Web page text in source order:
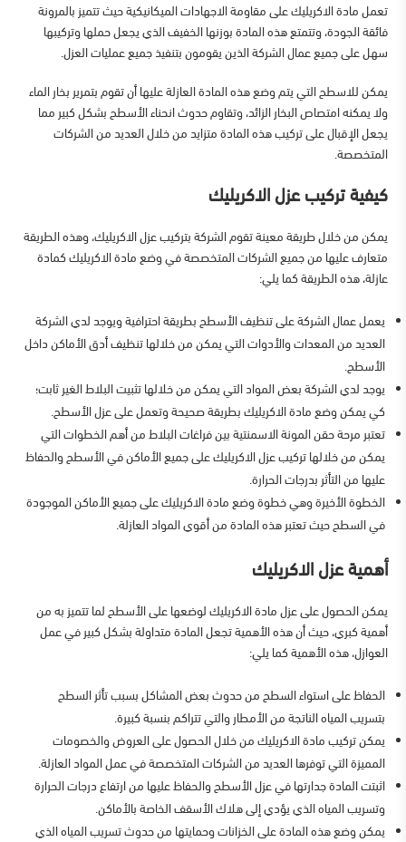
تعمل مادة الاكريليك على مقاومة الاجهادات الميكانيكية حيث تتميز بالمرونة
فائقة الجودة، وتتمتع هذه المادة بوزنها الخفيف الذي يجعل حملها وتركيبها
سهل على جميع عمال الشركة الذين يقومون بتنفيذ جميع عمليات العزل.
يمكن للاسطح التي يتم وضع هذه المادة العازلة عليها أن تقوم بتمرير بخار الماء
ولا يمكنه امتصاص البخار الزائد، وتقاوم حدوث انحناء الأسطح بشكل كبير مما
يجعل الإقبال على تركيب هذه المادة متزايد من خلال العديد من الشركات
المتخصصة.
كيفية تركيب عزل الاكريليك
يمكن من خلال طريقة معينة تقوم الشركة بتركيب عزل الاكريليك، وهذه الطريقة
متعارف عليها من جميع الشركات المتخصصة في وضع مادة الاكريليك كمادة
عازلة، هذه الطريقة كما يلي:
يعمل عمال الشركة على تنظيف الأسطح بطريقة احترافية ويوجد لدي الشركة
العديد من المعدات والأدوات التي يمكن من خلالها تنظيف أدق الأماكن داخل
الأسطح.
يوجد لدي الشركة بعض المواد التي يمكن من خلالها تثبيت البلاط الغير ثابت؛
كي يمكن وضع مادة الاكريليك بطريقة صحيحة وتعمل على عزل الأسطح.
تعتبر مرحة حقن المونة الاسمنتية بين فراغات البلاط من أهم الخطوات التي
يمكن من خلالها تركيب عزل الاكريليك على جميع الأماكن في الأسطح والحفاظ
عليها من التأثر بدرجات الحرارة.
الخطوة الأخيرة وهي خطوة وضع مادة الاكريليك على جميع الأماكن الموجودة
في السطح حيث تعتبر هذه المادة من أقوي المواد العازلة.
أهمية عزل الاكريليك
يمكن الحصول على عزل مادة الاكريليك لوضعها على الأسطح لما تتميز به من
أهمية كبري، حيث أن هذه الأهمية تجعل المادة متداولة بشكل كبير في عمل
العوازل، هذه الأهمية كما يلي:
الحفاظ على استواء السطح من حدوث بعض المشاكل بسبب تأثر السطح
بتسريب المياه الناتجة من الأمطار والتي تتراكم بنسبة كبيرة.
يمكن تركيب مادة الاكريليك من خلال الحصول على العروض والخصومات
المميزة التي توفرها العديد من الشركات المتخصصة في عمل المواد العازلة.
اثبتت المادة جدارتها في عزل الأسطح والحفاظ عليها من ارتفاع درجات الحرارة
وتسريب المياه الذي يؤدي إلى هلاك الأسقف الخاصة بالأماكن.
يمكن وضع هذه المادة على الخزانات وحمايتها من حدوث تسريب المياه الذي